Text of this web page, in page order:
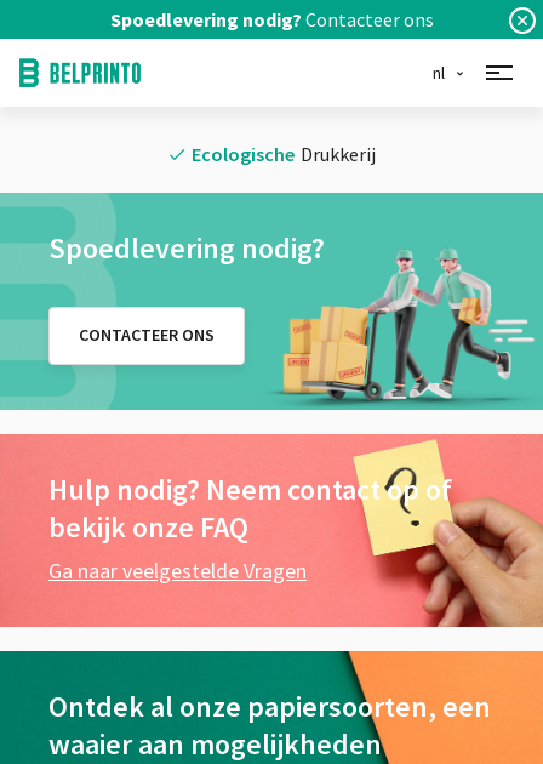
Spoedlevering nodig? Contacteer ons
nl
Ecologische Drukkerij
Spoedlevering nodig?
CONTACTEER ONS
Hulp nodig? Neem contact op of
bekijk onze FAQ
Ga naar veelgestelde Vragen
Ontdek al onze papiersoorten, een
waaier aan mogelijkheden